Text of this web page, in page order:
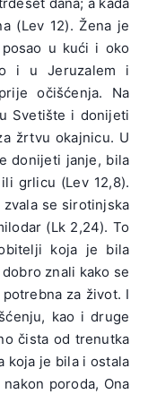
(Lev 12). Žena je
u kući i oko
i u Jeruzalem i
očišćenja. Na
Svetište i donijeti
žrtvu okajnicu. U
donijeti janje, bila
grlicu (Lev 12,8).
se sirotinjska
(Lk 2,24). To
koja je bila
znali kako se
za život. I
kao i druge
čista od trenutka
koja je bila i ostala
poroda, Ona